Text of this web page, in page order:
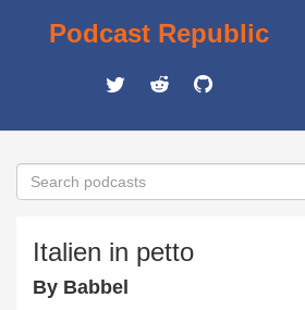
Podcast Republic
Italien in petto
By Babbel